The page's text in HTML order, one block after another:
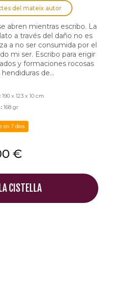
del mateix autor
abren mientras escribo. La
a través del daño no es
a no ser consumida por el
mi ser. Escribo para erigir
y formaciones rocosas
de...
190 x 123 x 10 cm
168 gr
en 7 dies
€
CISTELLA